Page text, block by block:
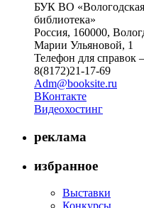
БУК ВО «Вологодская
библиотека»
Россия, 160000,
Марии Ульяновой, 1
Телефон для справок –
8(8172)21-17-69
Adm@booksite.ru
ВКонтакте
Видеохостинг
реклама
избранное
Выставки